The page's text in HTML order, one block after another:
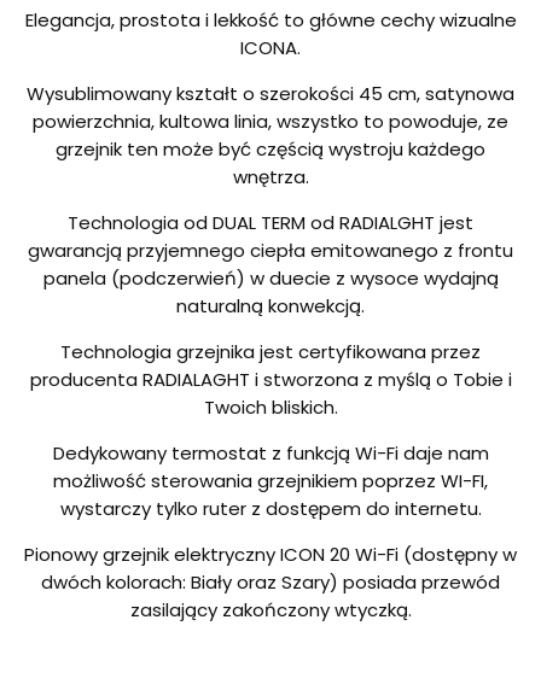
Elegancja, prostota i lekkość to główne cechy wizualne
ICONA.
Wysublimowany kształt o szerokości 45 cm, satynowa
powierzchnia, kultowa linia, wszystko to powoduje, ze
grzejnik ten może być częścią wystroju każdego
wnętrza.
Technologia od DUAL TERM od RADIALGHT jest
gwarancją przyjemnego ciepła emitowanego z frontu
panela (podczerwień) w duecie z wysoce wydajną
naturalną konwekcją.
Technologia grzejnika jest certyfikowana przez
producenta RADIALAGHT i stworzona z myślą o Tobie i
Twoich bliskich.
Dedykowany termostat z funkcją Wi-Fi daje nam
możliwość sterowania grzejnikiem poprzez WI-FI,
wystarczy tylko ruter z dostępem do internetu.
Pionowy grzejnik elektryczny ICON 20 Wi-Fi (dostępny w
dwóch kolorach: Biały oraz Szary) posiada przewód
zasilający zakończony wtyczką.